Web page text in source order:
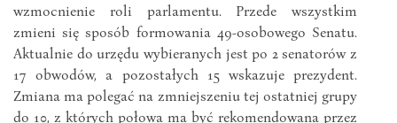
wzmocnienie roli parlamentu. Przede wszystkim
zmieni się sposób formowania 49-osobowego Senatu.
Aktualnie do urzędu wybieranych jest po 2 senatorów z
17 obwodów, a pozostałych 15 wskazuje prezydent.
Zmiana ma polegać na zmniejszeniu tej ostatniej grupy
do 10, z których połowa ma być rekomendowana przez